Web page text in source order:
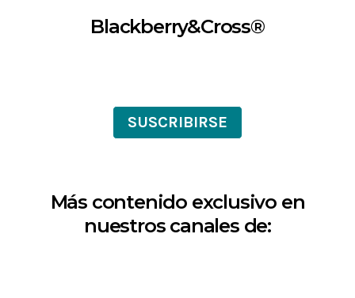
Blackberry&Cross®
SUSCRIBIRSE
Más contenido exclusivo en
nuestros canales de: